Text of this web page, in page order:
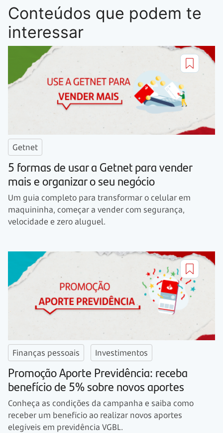
Conteúdos que podem te
interessar
Getnet
5 formas de usar a Getnet para vender
mais e organizar o seu negócio
Um guia completo para transformar o celular em
maquininha, começar a vender com segurança,
velocidade e zero aluguel.
Finanças pessoais Investimentos
Promoção Aporte Previdência: receba
benefício de 5% sobre novos aportes
Conheça as condições da campanha e saiba como
receber um benefício ao realizar novos aportes
elegíveis em previdência VGBL.